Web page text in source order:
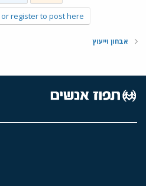
register to post here.
אבחון וייעוץ